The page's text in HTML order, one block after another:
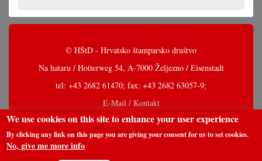
© HŠtD - Hrvatsko štamparsko društvo
Na hataru / Hotterweg 54, A-7000 Željezno / Eisenstadt
tel: +43 2682 61470; fax: +43 2682 63057-9;
E-Mail / Kontakt
We use cookies on this site to enhance your user experience
By clicking any link on this page you are giving your consent for us to set cookies.
No, give me more info